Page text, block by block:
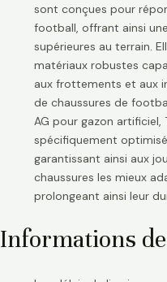
sont conçues pour
football, offrant ainsi
supérieures au terrain.
matériaux robustes
aux frottements et aux
de chaussures de
AG pour gazon
spécifiquement
garantissant ainsi aux
chaussures les mieux
prolongeant ainsi leur
Informations